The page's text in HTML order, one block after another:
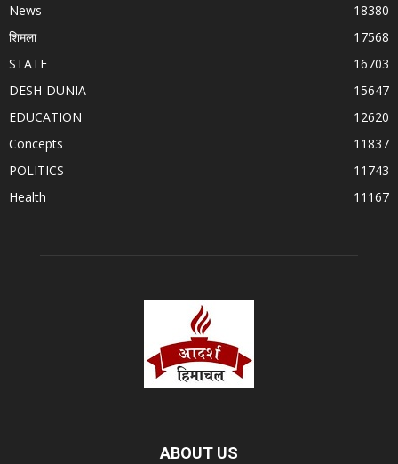
News
18380
शिमला
17568
STATE
16703
DESH-DUNIA
15647
EDUCATION
12620
Concepts
11837
POLITICS
11743
Health
11167
ABOUT US